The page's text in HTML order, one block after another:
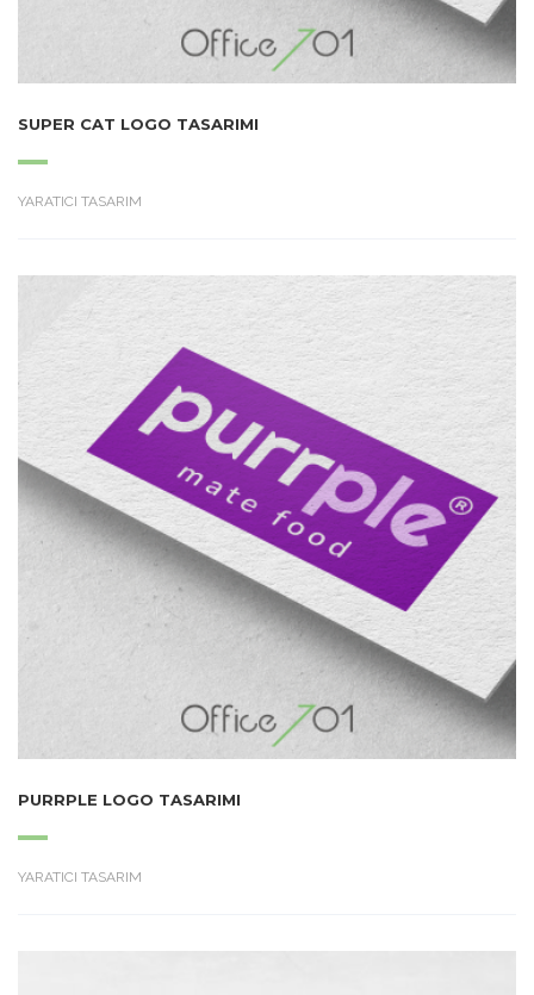
SUPER CAT LOGO TASARIMI
YARATICI TASARIM
PURRPLE LOGO TASARIMI
YARATICI TASARIM